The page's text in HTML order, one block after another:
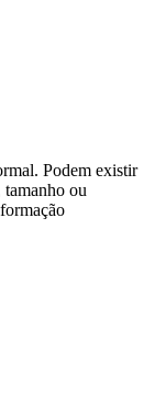
Podem existir
ou